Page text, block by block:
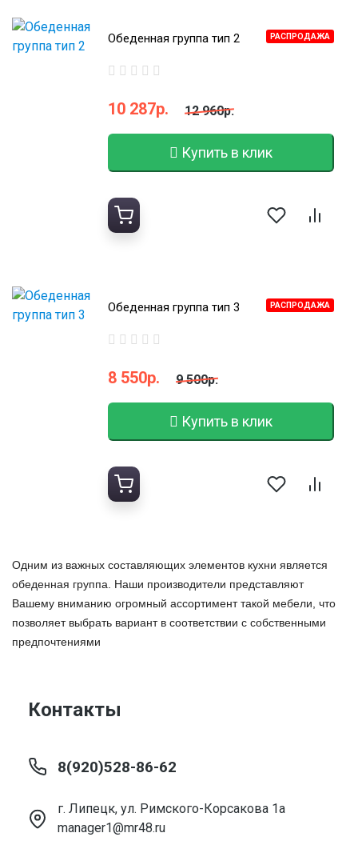
РАСПРОДАЖА
Обеденная группа тип 2
10 287р. 12 960р.
Купить в клик
РАСПРОДАЖА
Обеденная группа тип 3
8 550р. 9 500р.
Купить в клик
Одним из важных составляющих элементов кухни является
обеденная группа. Наши производители представляют
Вашему вниманию огромный ассортимент такой мебели, что
позволяет выбрать вариант в соответствии с собственными
предпочтениями
Контакты
8(920)528-86-62
г. Липецк, ул. Римского-Корсакова 1а
manager1@mr48.ru